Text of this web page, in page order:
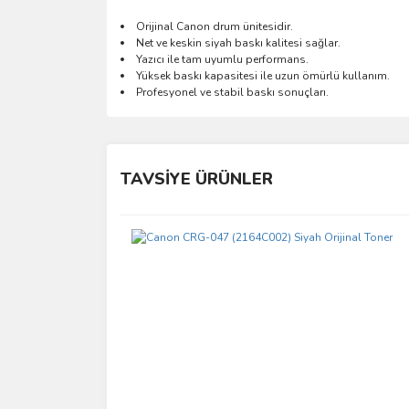
Orijinal Canon drum ünitesidir.
Net ve keskin siyah baskı kalitesi sağlar.
Yazıcı ile tam uyumlu performans.
Yüksek baskı kapasitesi ile uzun ömürlü kullanım.
Profesyonel ve stabil baskı sonuçları.
TAVSİYE ÜRÜNLER